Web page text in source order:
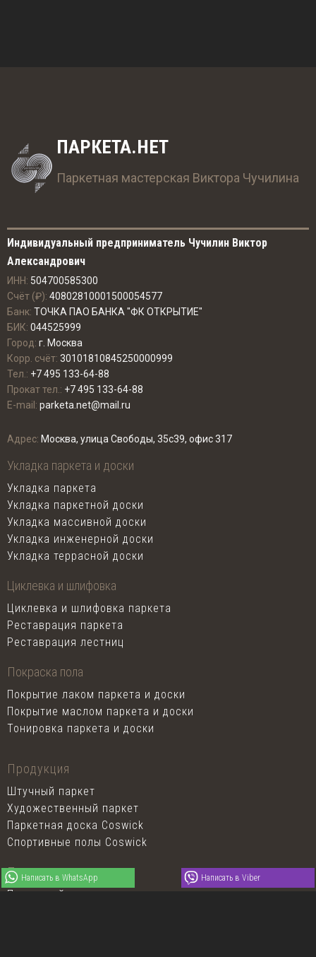
ПАРКЕТА.НЕТ
Паркетная мастерская Виктора Чучилина
Индивидуальный предприниматель Чучилин Виктор
Александрович
ИНН: 504700585300
Счёт (₽): 40802810001500054577
Банк: ТОЧКА ПАО БАНКА "ФК ОТКРЫТИЕ"
БИК: 044525999
Город: г. Москва
Корр. счёт: 30101810845250000999
Тел.: +7 495 133-64-88
Прокат тел.: +7 495 133-64-88
E-mail: parketa.net@mail.ru
Адрес: Москва, улица Свободы, 35с39, офис 317
Укладка паркета и доски
Укладка паркета
Укладка паркетной доски
Укладка массивной доски
Укладка инженерной доски
Укладка террасной доски
Циклевка и шлифовка
Циклевка и шлифовка паркета
Реставрация паркета
Реставрация лестниц
Покраска пола
Покрытие лаком паркета и доски
Покрытие маслом паркета и доски
Тонировка паркета и доски
Продукция
Штучный паркет
Художественный паркет
Паркетная доска Coswick
Спортивные полы Coswick
Паркетная химия
Паркетный лак
Написать в WhatsApp Написать в Viber